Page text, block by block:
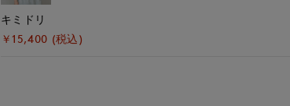
キミドリ
￥15,400 (税込)